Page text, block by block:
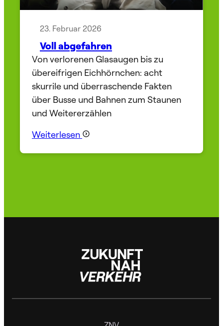
23. Februar 2026
Voll abgefahren
Von verlorenen Glasaugen bis zu
übereifrigen Eichhörnchen: acht
skurrile und überraschende Fakten
über Busse und Bahnen zum Staunen
und Weitererzählen
Weiterlesen